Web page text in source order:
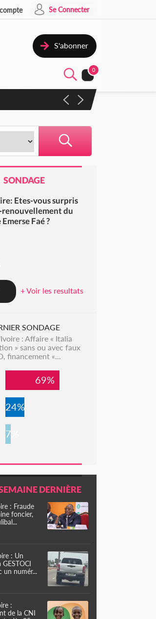
Se Connecter
S'abonner
0
et les
SONDAGE
Etes-vous surpris
renouvellement du
Faé ?
+ Voir les resultats
SONDAGE
: Affaire « Italia
» sans ou avec faux
financement «...
69%
24%
7%
DERNIÈRE
: Fraude
foncier,
: Un
un numér...
:
de la CNI